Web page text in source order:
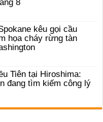
8
kêu gọi cầu
họa cháy rừng tàn
Tiên tại Hiroshima:
đang tìm kiếm công lý